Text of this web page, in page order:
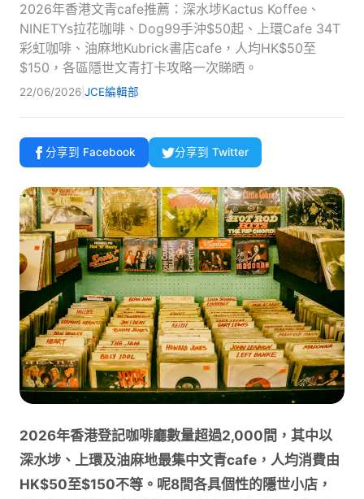
2026年香港文青cafe推薦：深水埗Kactus Koffee、
NINETYs拉花咖啡、Dog99手沖$50起、上環Cafe 34T
彩虹咖啡、油麻地Kubrick書店cafe，人均HK$50至
$150，各區隱世文青打卡攻略一次睇晒。
22/06/2026 JCE編輯部
分享到 Facebook 分享到 Twitter
2026年香港登記咖啡廳數量超過2,000間，其中以
深水埗、上環及油麻地最集中文青cafe，人均消費由
HK$50至$150不等。呢8間各具個性的隱世小店，